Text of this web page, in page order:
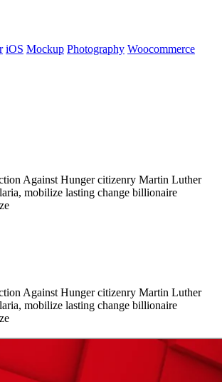
iOS Mockup Photography Woocommerce
Against Hunger citizenry Martin Luther
mobilize lasting change billionaire
Against Hunger citizenry Martin Luther
mobilize lasting change billionaire